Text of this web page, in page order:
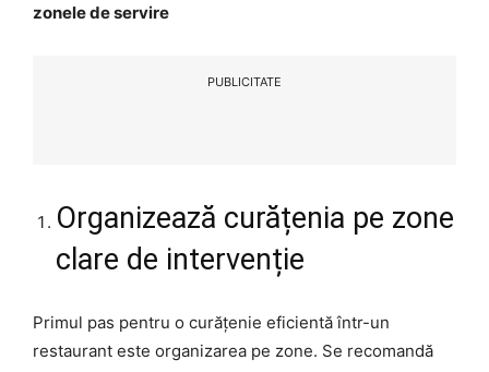
zonele de servire
PUBLICITATE
Organizează curățenia pe zone
clare de intervenție
Primul pas pentru o curățenie eficientă într-un
restaurant este organizarea pe zone. Se recomandă